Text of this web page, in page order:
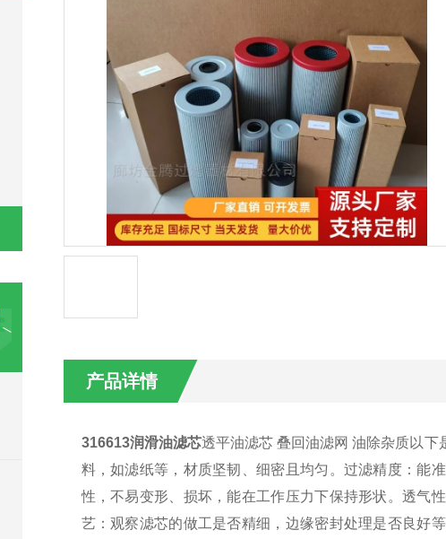
产品详情
316613润滑油滤芯透平油滤芯 叠回油滤网 油除杂质以
料，如滤纸等，材质坚韧、细密且均匀。过滤精度：能
性，不易变形、损坏，能在工作压力下保持形状。透气
艺：观察滤芯的做工是否精细，边缘密封处理是否良好